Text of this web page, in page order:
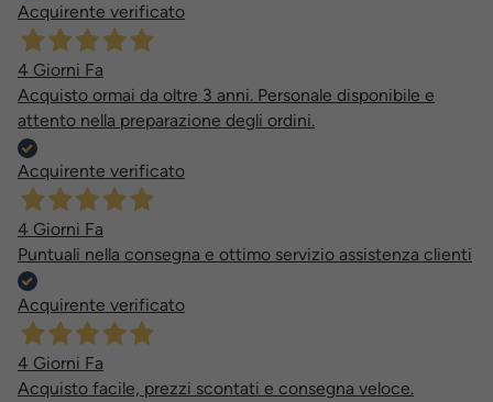
Acquirente verificato
4 Giorni Fa
Acquisto ormai da oltre 3 anni. Personale disponibile e
attento nella preparazione degli ordini.
Acquirente verificato
4 Giorni Fa
Puntuali nella consegna e ottimo servizio assistenza clienti
Acquirente verificato
4 Giorni Fa
Acquisto facile, prezzi scontati e consegna veloce.